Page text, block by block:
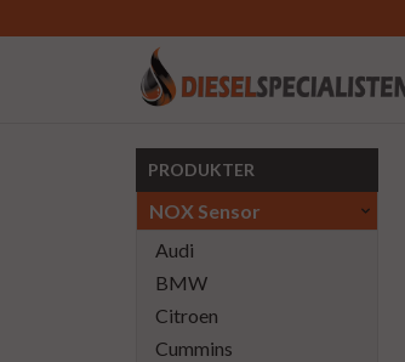
PRODUKTER
NOX Sensor
Audi
BMW
Citroen
Cummins